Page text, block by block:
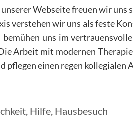
Webseite freuen wir
verstehen wir uns als feste
uns im
Arbeit mit modernen
pflegen einen regen
Hilfe, Hausbesuch